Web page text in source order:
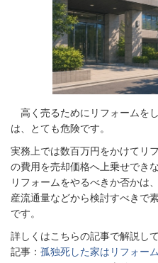
高く売るためにリフォームを
は、とても危険です。
実務上では数百万円をかけてリ
の費用を売却価格へ上乗せでき
リフォームをやるべきか否かは
産流通量などから検討すべきで
です。
詳しくはこちらの記事で解説し
記事： 孤独死した家はリフォー